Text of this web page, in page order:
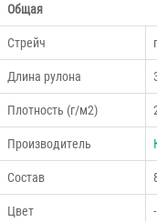
Общая
Cтрейч
Длина рулона
Плотность (г/м2)
Производитель
Состав
Цвет -